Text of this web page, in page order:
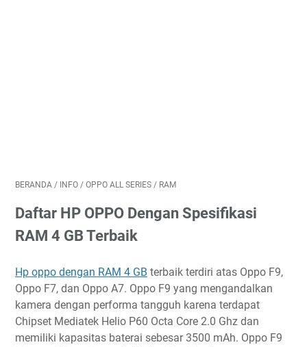
BERANDA / INFO / OPPO ALL SERIES / RAM
Daftar HP OPPO Dengan Spesifikasi
RAM 4 GB Terbaik
Hp oppo dengan RAM 4 GB terbaik terdiri atas Oppo F9,
Oppo F7, dan Oppo A7. Oppo F9 yang mengandalkan
kamera dengan performa tangguh karena terdapat
Chipset Mediatek Helio P60 Octa Core 2.0 Ghz dan
memiliki kapasitas baterai sebesar 3500 mAh. Oppo F9